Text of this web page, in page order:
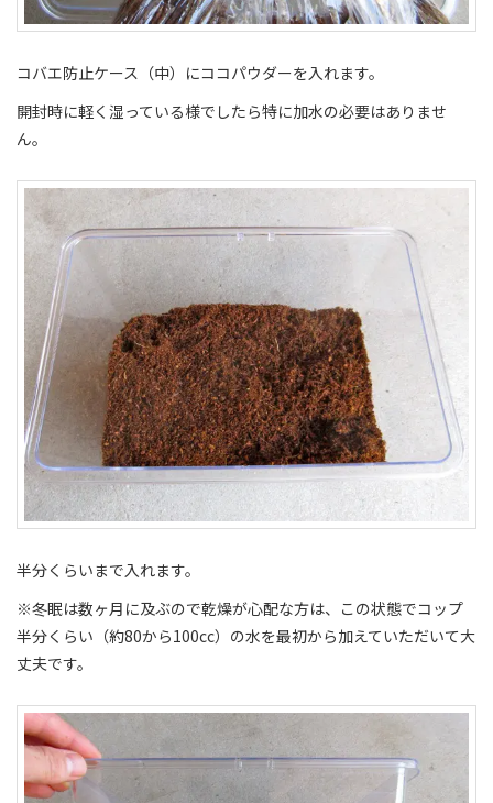
コバエ防止ケース（中）にココパウダーを入れます。
開封時に軽く湿っている様でしたら特に加水の必要はありませ
ん。
半分くらいまで入れます。
※冬眠は数ヶ月に及ぶので乾燥が心配な方は、この状態でコップ
半分くらい（約80から100cc）の水を最初から加えていただいて大
丈夫です。